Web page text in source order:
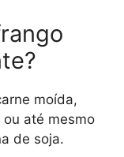
moída,
até mesmo
de soja.